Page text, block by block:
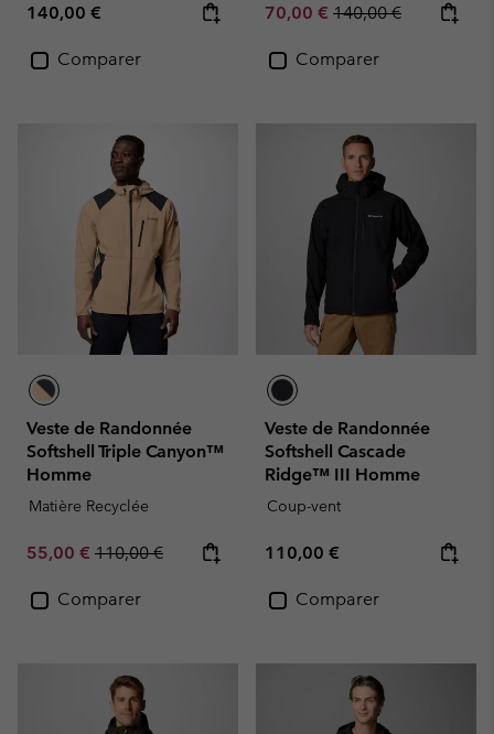
Regular price:
140,00 €
Comparer
Sale price:
70,00 € Regular price:
140,00 €
Comparer
Veste de Randonnée
Softshell Triple Canyon™
Homme
Matière Recyclée
Sale price:
55,00 € Regular price:
110,00 €
Comparer
Veste de Randonnée
Softshell Cascade
Ridge™ III Homme
Coup-vent
Regular price:
110,00 €
Comparer